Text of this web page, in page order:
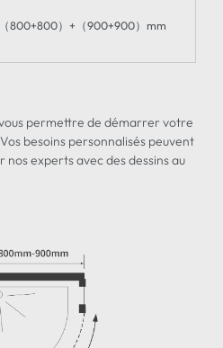
（800+800）+（900+900）mm
permettre de démarrer votre
besoins personnalisés peuvent
experts avec des dessins au